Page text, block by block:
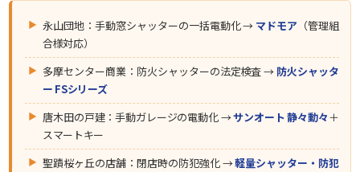
永山団地：手動窓シャッターの一括電動化 → マドモア（管理組
合様対応）
多摩センター商業：防火シャッターの法定検査 → 防火シャッタ
ー FSシリーズ
唐木田の戸建：手動ガレージの電動化 →サンオート 静々動々＋
スマートキー
聖蹟桜ヶ丘の店舗：閉店時の防犯強化 →軽量シャッター・防犯